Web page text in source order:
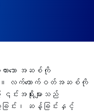
းသော အဆစ်ကို
။ လက်ကောက်ဝတ်အဆစ်ကို
၎င်းအရိုးများသည်
ြင်း၊ ဆန့်ခြင်းနှင့်